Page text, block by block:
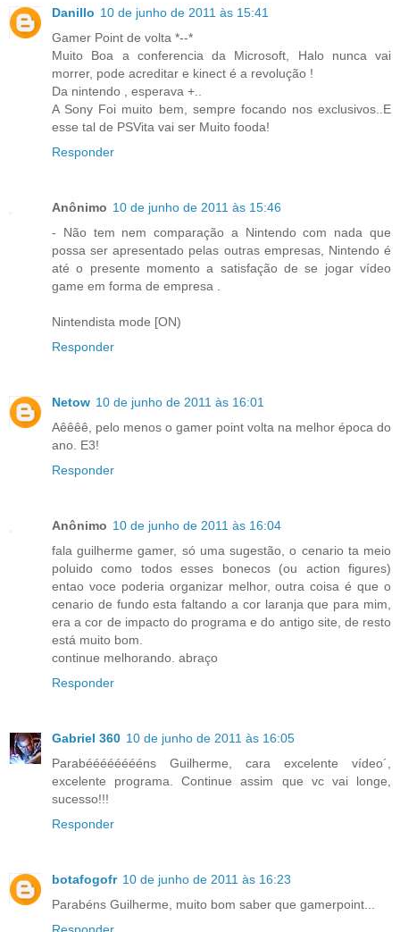
Danillo 10 de junho de 2011 às 15:41
Gamer Point de volta *--*
Muito Boa a conferencia da Microsoft, Halo nunca vai
morrer, pode acreditar e kinect é a revolução !
Da nintendo , esperava +..
A Sony Foi muito bem, sempre focando nos exclusivos..E
esse tal de PSVita vai ser Muito fooda!
Responder
Anônimo 10 de junho de 2011 às 15:46
- Não tem nem comparação a Nintendo com nada que
possa ser apresentado pelas outras empresas, Nintendo é
até o presente momento a satisfação de se jogar vídeo
game em forma de empresa .
Nintendista mode [ON)
Responder
Netow 10 de junho de 2011 às 16:01
Aêêêê, pelo menos o gamer point volta na melhor época do
ano. E3!
Responder
Anônimo 10 de junho de 2011 às 16:04
fala guilherme gamer, só uma sugestão, o cenario ta meio
poluido como todos esses bonecos (ou action figures)
entao voce poderia organizar melhor, outra coisa é que o
cenario de fundo esta faltando a cor laranja que para mim,
era a cor de impacto do programa e do antigo site, de resto
está muito bom.
continue melhorando. abraço
Responder
Gabriel 360 10 de junho de 2011 às 16:05
Parabééééééééns Guilherme, cara excelente vídeo´,
excelente programa. Continue assim que vc vai longe,
sucesso!!!
Responder
botafogofr 10 de junho de 2011 às 16:23
Parabéns Guilherme, muito bom saber que gamerpoint...